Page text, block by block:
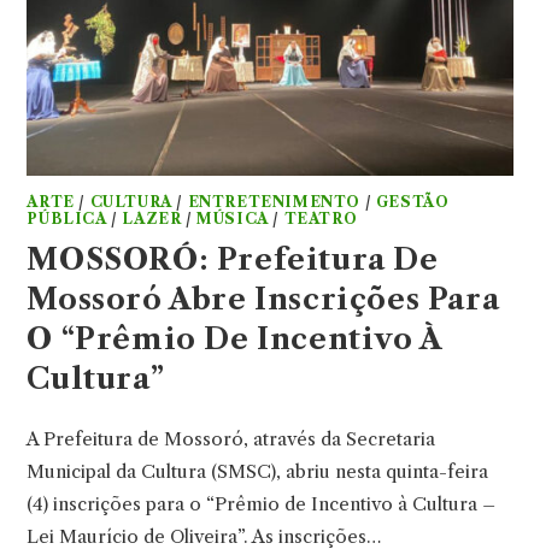
ARTE / CULTURA/ ENTRETENIMENTO / GESTÃO
PÚBLICA/ LAZER/MÚSICA/ TEATRO
MOSSORÓ: Prefeitura De
Mossoró Abre Inscrições Para
O “Prêmio De Incentivo À
Cultura”
A Prefeitura de Mossoró, através da Secretaria
Municipal da Cultura (SMSC), abriu nesta quinta-feira
(4) inscrições para o “Prêmio de Incentivo à Cultura –
Lei Maurício de Oliveira”. As inscrições…